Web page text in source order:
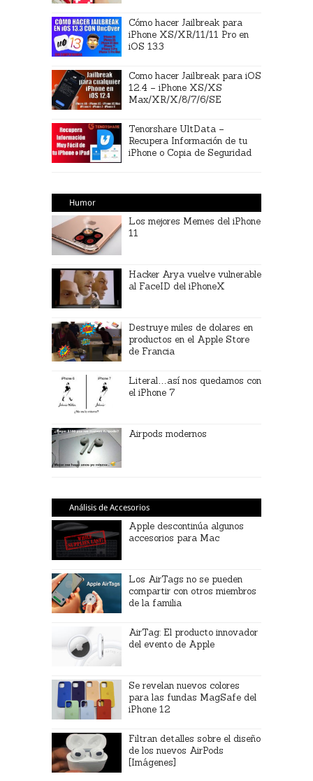
Cómo hacer Jailbreak para
iPhone XS/XR/11/11 Pro en
iOS 13.3
Como hacer Jailbreak para iOS
12.4 – iPhone XS/XS
Max/XR/X/8/7/6/SE
Tenorshare UltData –
Recupera Información de tu
iPhone o Copia de Seguridad
Humor
Los mejores Memes del iPhone
11
Hacker Arya vuelve vulnerable
al FaceID del iPhoneX
Destruye miles de dolares en
productos en el Apple Store
de Francia
Literal…así nos quedamos con
el iPhone 7
Airpods modernos
Análisis de Accesorios
Apple descontinúa algunos
accesorios para Mac
Los AirTags no se pueden
compartir con otros miembros
de la familia
AirTag: El producto innovador
del evento de Apple
Se revelan nuevos colores
para las fundas MagSafe del
iPhone 12
Filtran detalles sobre el diseño
de los nuevos AirPods
[Imágenes]